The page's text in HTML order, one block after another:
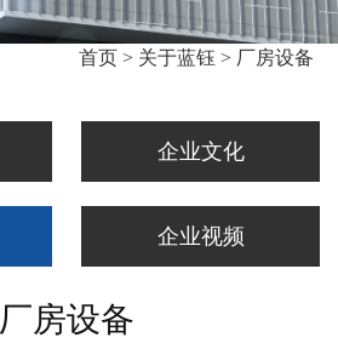
首页 > 关于蓝钰 > 厂房设备
企业文化
企业视频
厂房设备